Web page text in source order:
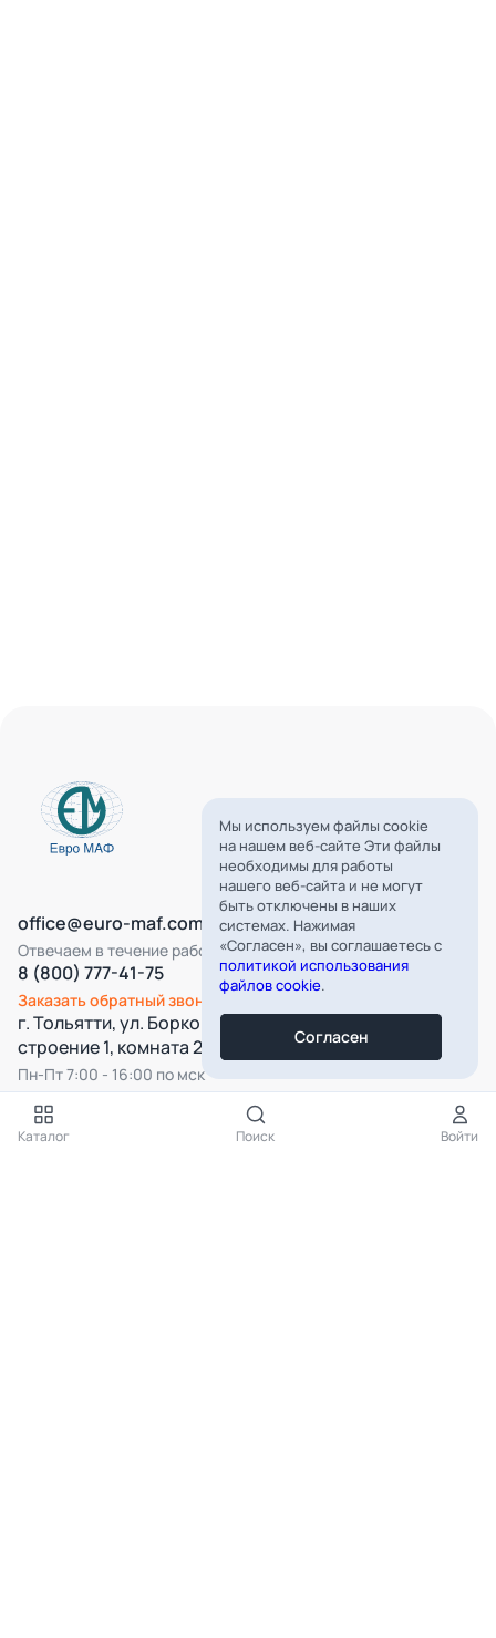
Все категории
Каталог Поиск Войти
office@euro-maf.com
Отвечаем в течение рабочего дня
8 (800) 777-41-75
Заказать обратный звонок
г. Тольятти, ул. Борковская, д. 16,
строение 1, комната 22
Пн-Пт 7:00 - 16:00 по мск
Подпишитесь на нашу рассылку
Мы используем файлы cookie
на нашем веб-сайте Эти файлы
необходимы для работы
нашего веб-сайта и не могут
быть отключены в наших
системах. Нажимая
«Согласен», вы соглашаетесь с
политикой использования
файлов cookie.
Согласен